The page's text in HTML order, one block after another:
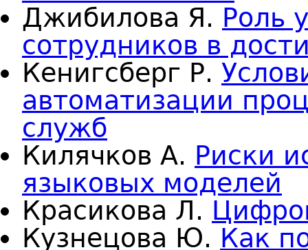
Джибилова Я. Роль
сотрудников в
Кенигсберг Р.
автоматизации
служб
Килячков А. Риски
языковых моделей
Красикова Л.
Кузнецова Ю. Как